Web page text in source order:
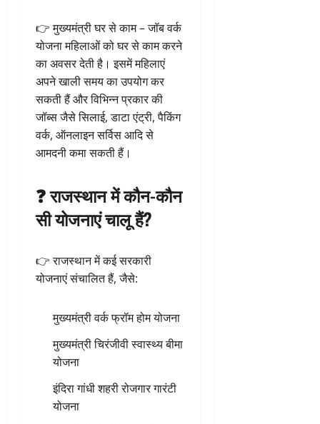
👉 मुख्यमंत्री घर से काम – जॉब वर्क
योजना महिलाओं को घर से काम करने
का अवसर देती है। इसमें महिलाएं
अपने खाली समय का उपयोग कर
सकती हैं और विभिन्न प्रकार की
जॉब्स जैसे सिलाई, डाटा एंट्री, पैकिंग
वर्क, ऑनलाइन सर्विस आदि से
आमदनी कमा सकती हैं।
❓ राजस्थान में कौन-कौन
सी योजनाएं चालू हैं?
👉 राजस्थान में कई सरकारी
योजनाएं संचालित हैं, जैसे:
मुख्यमंत्री वर्क फ्रॉम होम योजना
मुख्यमंत्री चिरंजीवी स्वास्थ्य बीमा
योजना
इंदिरा गांधी शहरी रोजगार गारंटी
योजना